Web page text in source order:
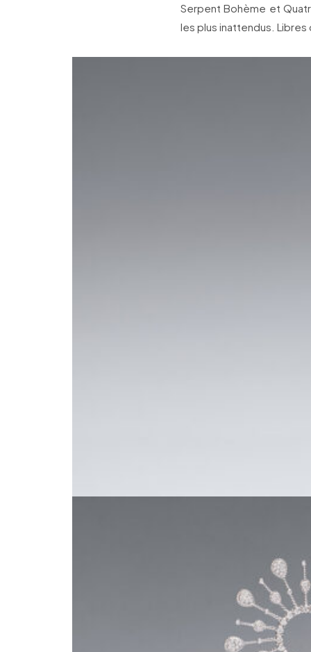
Serpent Bohème et
les plus inattendus.